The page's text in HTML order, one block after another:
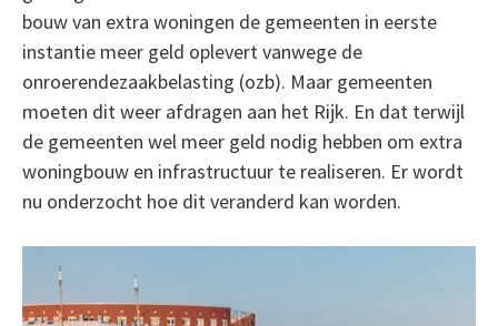
bouw van extra woningen de gemeenten in eerste
instantie meer geld oplevert vanwege de
onroerendezaakbelasting (ozb). Maar gemeenten
moeten dit weer afdragen aan het Rijk. En dat terwijl
de gemeenten wel meer geld nodig hebben om extra
woningbouw en infrastructuur te realiseren. Er wordt
nu onderzocht hoe dit veranderd kan worden.